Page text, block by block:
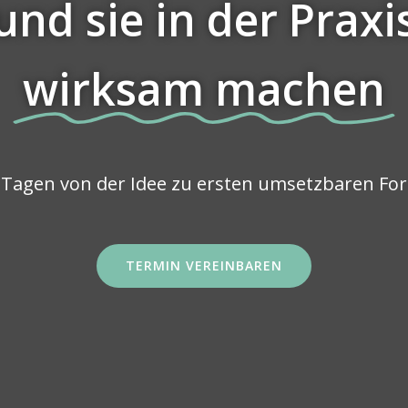
sie in der
wirksam machen
von der Idee zu ersten umsetzbaren
TERMIN VEREINBAREN